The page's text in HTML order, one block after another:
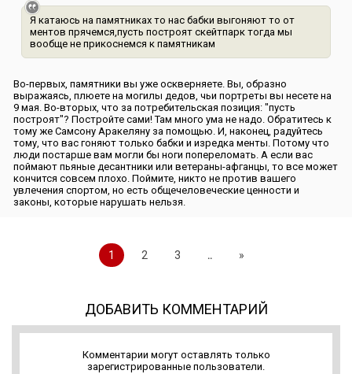
Я катаюсь на памятниках то нас бабки выгоняют то от
ментов прячемся,пусть построят скейтпарк тогда мы
вообще не прикоснемся к памятникам
Во-первых, памятники вы уже оскверняете. Вы, образно
выражаясь, плюете на могилы дедов, чьи портреты вы несете на
9 мая. Во-вторых, что за потребительская позиция: ″пусть
построят″? Постройте сами! Там много ума не надо. Обратитесь к
тому же Самсону Аракеляну за помощью. И, наконец, радуйтесь
тому, что вас гоняют только бабки и изредка менты. Потому что
люди постарше вам могли бы ноги попереломать. А если вас
поймают пьяные десантники или ветераны-афганцы, то все может
кончится совсем плохо. Поймите, никто не против вашего
увлечения спортом, но есть общечеловеческие ценности и
законы, которые нарушать нельзя.
1 2 3 .. »
ДОБАВИТЬ КОММЕНТАРИЙ
Комментарии могут оставлять только
зарегистрированные пользователи.